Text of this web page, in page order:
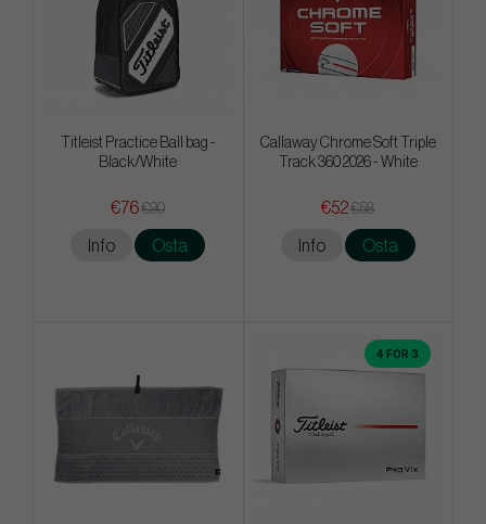
Titleist Practice Ball bag -
Black/White
€76€90
Info Osta
Callaway Chrome Soft Triple
Track 360 2026 - White
€52€58
Info Osta
4 FOR 3